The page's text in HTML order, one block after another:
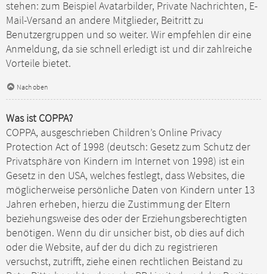
stehen: zum Beispiel Avatarbilder, Private Nachrichten, E-
Mail-Versand an andere Mitglieder, Beitritt zu
Benutzergruppen und so weiter. Wir empfehlen dir eine
Anmeldung, da sie schnell erledigt ist und dir zahlreiche
Vorteile bietet.
Nach oben
Was ist COPPA?
COPPA, ausgeschrieben Children’s Online Privacy
Protection Act of 1998 (deutsch: Gesetz zum Schutz der
Privatsphäre von Kindern im Internet von 1998) ist ein
Gesetz in den USA, welches festlegt, dass Websites, die
möglicherweise persönliche Daten von Kindern unter 13
Jahren erheben, hierzu die Zustimmung der Eltern
beziehungsweise des oder der Erziehungsberechtigten
benötigen. Wenn du dir unsicher bist, ob dies auf dich
oder die Website, auf der du dich zu registrieren
versuchst, zutrifft, ziehe einen rechtlichen Beistand zu